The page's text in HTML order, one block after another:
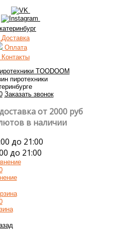
Доставка
Оплата
Контакты
пиротехники
Заказать звонок
от 2000 руб
в наличии
до 21:00
до 21:00